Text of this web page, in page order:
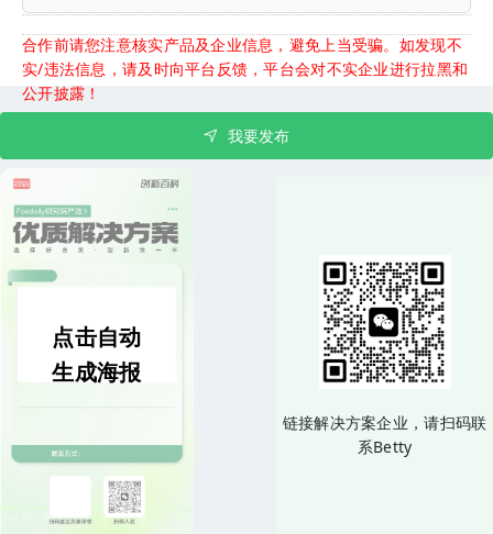
合作前请您注意核实产品及企业信息，避免上当受骗。如发现不
实/违法信息，请及时向平台反馈，平台会对不实企业进行拉黑和
公开披露！
我要发布
点击自动
生成海报
链接解决方案企业，请扫码联
系Betty